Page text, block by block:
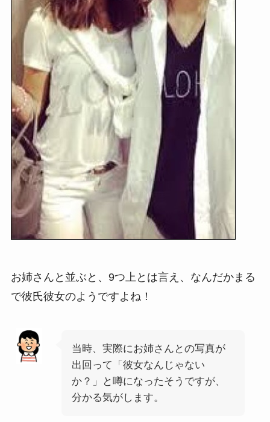
お姉さんと並ぶと、9つ上とは言え、なんだかまる
で彼氏彼女のようですよね！
当時、実際にお姉さんとの写真が
出回って「彼女なんじゃない
か？」と噂になったそうですが、
分かる気がします。